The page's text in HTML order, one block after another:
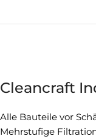
Cleancraft
Alle Bauteile vor
Mehrstufige